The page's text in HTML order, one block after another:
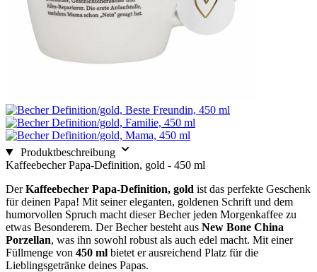
Produktbeschreibung
Kaffeebecher Papa-Definition, gold - 450 ml
DerKaffeebecher Papa-Definition, gold ist das perfekte Geschenk
für deinen Papa! Mit seiner eleganten, goldenen Schrift und dem
humorvollen Spruch macht dieser Becher jeden Morgenkaffee zu
etwas Besonderem. Der Becher besteht aus New Bone China
Porzellan, was ihn sowohl robust als auch edel macht. Mit einer
Füllmenge von 450 ml bietet er ausreichend Platz für die
Lieblingsgetränke deines Papas.